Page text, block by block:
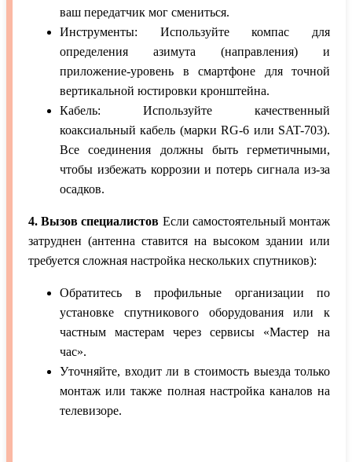
ваш передатчик мог смениться.
Инструменты: Используйте компас для
определения азимута (направления) и
приложение-уровень в смартфоне для точной
вертикальной юстировки кронштейна.
Кабель: Используйте качественный
коаксиальный кабель (марки RG-6 или SAT-703).
Все соединения должны быть герметичными,
чтобы избежать коррозии и потерь сигнала из-за
осадков.
4. Вызов специалистов Если самостоятельный монтаж
затруднен (антенна ставится на высоком здании или
требуется сложная настройка нескольких спутников):
Обратитесь в профильные организации по
установке спутникового оборудования или к
частным мастерам через сервисы «Мастер на
час».
Уточняйте, входит ли в стоимость выезда только
монтаж или также полная настройка каналов на
телевизоре.